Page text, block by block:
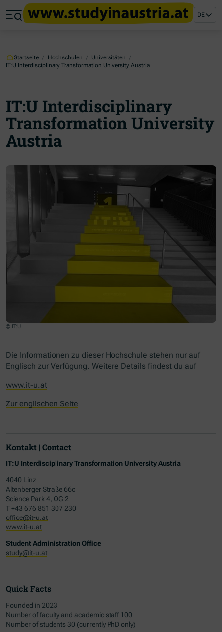
Zum Hauptinhalt springen
Zum Footer springen
DE
Startseite / Hochschulen / Universitäten /
IT:U Interdisciplinary Transformation University Austria
IT:U Interdisciplinary
Transformation University
Austria
© IT:U
Die Informationen zu dieser Hochschule stehen nur auf
Englisch zur Verfügung. Weitere Details findest du auf
www.it-u.at
Zur englischen Seite
Kontakt | Contact
IT:U Interdisciplinary Transformation University Austria
4040 Linz
Altenberger Straße 66c
Science Park 4, OG 2
T +43 676 851 307 230
office@it-u.at
www.it-u.at
Student Administration Office
study@it-u.at
Quick Facts
Founded in 2023
Number of faculty and academic staff 100
Number of students 30 (currently PhD only)